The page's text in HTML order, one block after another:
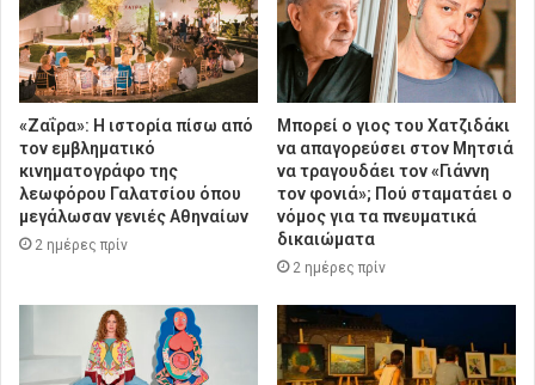
«Ζαΐρα»: Η ιστορία πίσω από
τον εμβληματικό
κινηματογράφο της
λεωφόρου Γαλατσίου όπου
μεγάλωσαν γενιές Αθηναίων
2 ημέρες πρίν
Μπορεί ο γιος του Χατζιδάκι
να απαγορεύσει στον Μητσιά
να τραγουδάει τον «Γιάννη
τον φονιά»; Πού σταματάει ο
νόμος για τα πνευματικά
δικαιώματα
2 ημέρες πρίν